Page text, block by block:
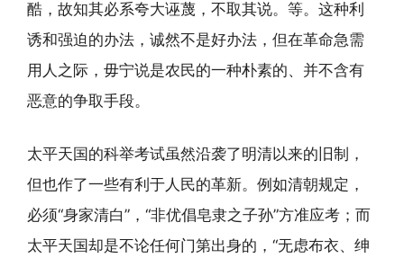
酷，故知其必系夸大诬蔑，不取其说。等。这种利
诱和强迫的办法，诚然不是好办法，但在革命急需
用人之际，毋宁说是农民的一种朴素的、并不含有
恶意的争取手段。
太平天国的科举考试虽然沿袭了明清以来的旧制，
但也作了一些有利于人民的革新。例如清朝规定，
必须“身家清白”，“非优倡皂隶之子孙”方准应考；而
太平天国却是不论任何门第出身的，“无虑布衣、绅